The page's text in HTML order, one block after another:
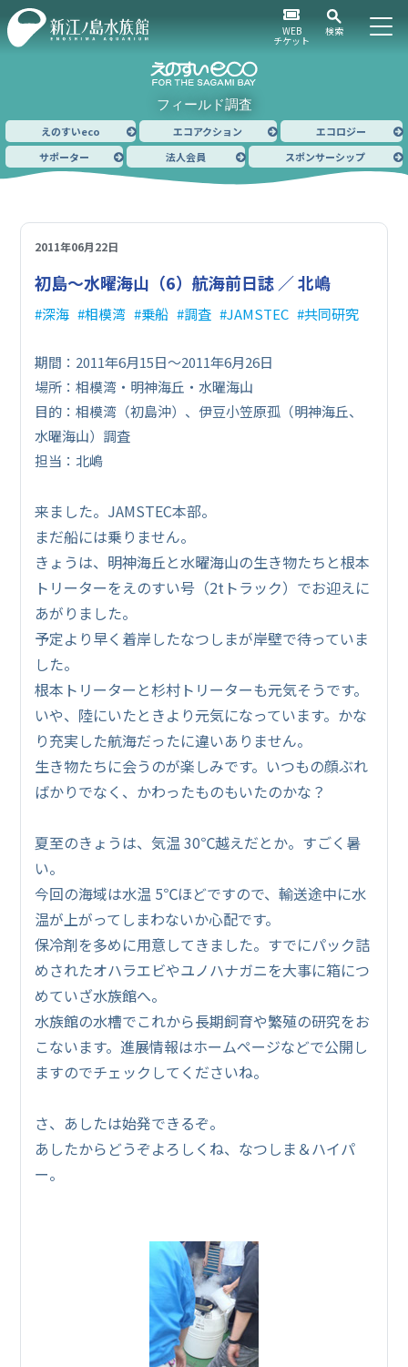
WEB
チケット
検索
フィールド調査
えのすいeco エコアクション
エコロジー
サポーター
法人会員 スポンサーシップ
2011年06月22日
初島～水曜海山（6）航海前日誌 ／ 北嶋
深海 相模湾 乗船 調査 JAMSTEC 共同研究
期間：2011年6月15日～2011年6月26日
場所：相模湾・明神海丘・水曜海山
目的：相模湾（初島沖）、伊豆小笠原孤（明神海丘、
水曜海山）調査
担当：北嶋
来ました。JAMSTEC本部。
まだ船には乗りません。
きょうは、明神海丘と水曜海山の生き物たちと根本
トリーターをえのすい号（2tトラック）でお迎えに
あがりました。
予定より早く着岸したなつしまが岸壁で待っていま
した。
根本トリーターと杉村トリーターも元気そうです。
いや、陸にいたときより元気になっています。かな
り充実した航海だったに違いありません。
生き物たちに会うのが楽しみです。いつもの顔ぶれ
ばかりでなく、かわったものもいたのかな？
夏至のきょうは、気温 30℃越えだとか。すごく暑
い。
今回の海域は水温 5℃ほどですので、輸送途中に水
温が上がってしまわないか心配です。
保冷剤を多めに用意してきました。すでにパック詰
めされたオハラエビやユノハナガニを大事に箱につ
めていざ水族館へ。
水族館の水槽でこれから長期飼育や繁殖の研究をお
こないます。進展情報はホームページなどで公開し
ますのでチェックしてくださいね。
さ、あしたは始発できるぞ。
あしたからどうぞよろしくね、なつしま＆ハイパ
ー。